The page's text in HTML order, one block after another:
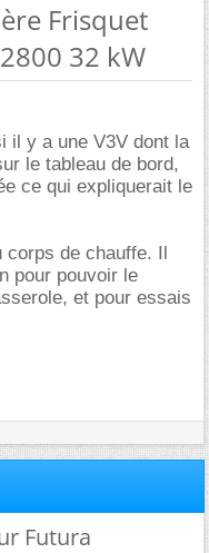
Frisquet
32 kW
il y a une V3V dont la
le tableau de bord,
ce qui expliquerait le
corps de chauffe. Il
pour pouvoir le
et pour essais
Futura